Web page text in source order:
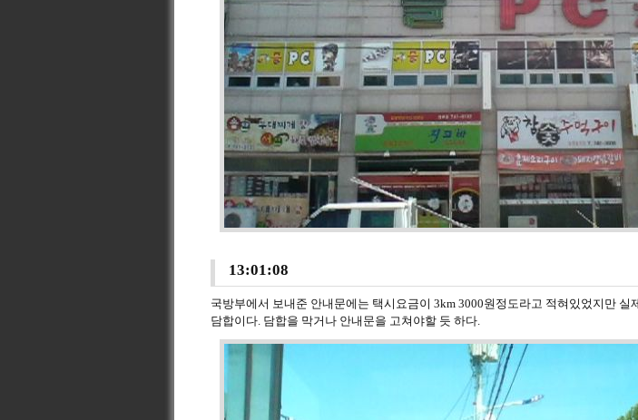
13:01:08
국방부에서 보내준 안내문에는 택시요금이 3km 3000원정도라고 적혀있었지만 실
담합이다. 담합을 막거나 안내문을 고쳐야할 듯 하다.